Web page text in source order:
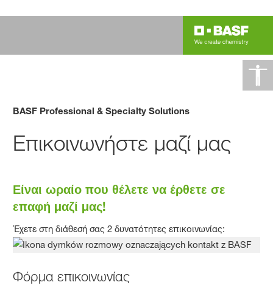
BASF Professional & Specialty Solutions
Επικοινωνήστε μαζί μας
Είναι ωραίο που θέλετε να έρθετε σε
επαφή μαζί μας!
Έχετε στη διάθεσή σας 2 δυνατότητες επικοινωνίας:
Φόρμα επικοινωνίας